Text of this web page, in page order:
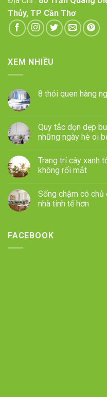
Thủy, TP Cần Thơ
XEM NHIỀU
8 thói quen hàng
Quy tắc dọn dẹp
những ngày hè oi
Trang trí cây xanh
không rối mắt
Sống chậm có
nhà tinh tế hơn
FACEBOOK